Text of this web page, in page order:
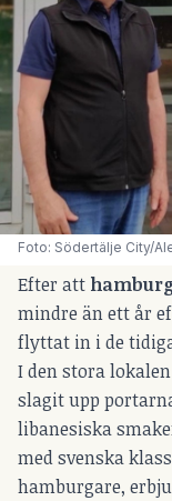
Foto: Södertälje City/
Efter att
mindre än ett år
flyttat in i de
I den stora
slagit upp
libanesiska
med svenska
hamburgare,